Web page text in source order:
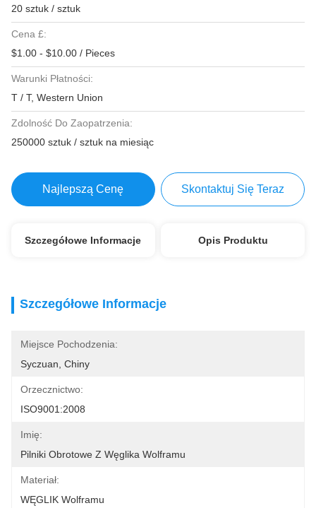
20 sztuk / sztuk
Cena £:
$1.00 - $10.00 / Pieces
Warunki Płatności:
T / T, Western Union
Zdolność Do Zaopatrzenia:
250000 sztuk / sztuk na miesiąc
Najlepszą Cenę Skontaktuj Się Teraz
Szczegółowe Informacje Opis Produktu
Szczegółowe Informacje
Miejsce Pochodzenia:
Syczuan, Chiny
Orzecznictwo:
ISO9001:2008
Imię:
Pilniki Obrotowe Z Węglika Wolframu
Materiał:
WĘGLIK Wolframu